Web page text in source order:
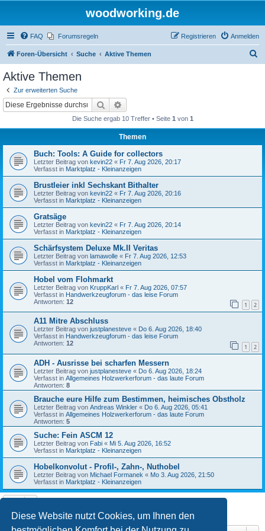
Diese Website nutzt Cookies, um Ihnen den
woodworking.de
FAQ Forumsregeln Anmelden
Registrieren
Foren-Übersicht Suche Aktive Themen
Aktive Themen
Zur erweiterten Suche
Suche
Die Suche ergab 10 Treffer • Seite 1 von 1
Themen
Buch: Tools: A Guide for collectors
Letzter Beitrag von kevin22 « Fr 7. Aug 2026, 20:17
Verfasst in Marktplatz - Kleinanzeigen
Brustleier inkl Sechskant Bithalter
Letzter Beitrag von kevin22 « Fr 7. Aug 2026, 20:16
Verfasst in Marktplatz - Kleinanzeigen
Gratsäge
Letzter Beitrag von kevin22 « Fr 7. Aug 2026, 20:14
Verfasst in Marktplatz - Kleinanzeigen
Schärfsystem Deluxe Mk.II Veritas
Letzter Beitrag von lamawolle « Fr 7. Aug 2026, 12:53
Verfasst in Marktplatz - Kleinanzeigen
Hobel vom Flohmarkt
Letzter Beitrag von KruppKarl « Fr 7. Aug 2026, 07:57
Verfasst in Handwerkzeugforum - das leise Forum
Antworten: 12 1 2
A11 Mitre Abschluss
Letzter Beitrag von justplanesteve « Do 6. Aug 2026, 18:40
Verfasst in Handwerkzeugforum - das leise Forum
Antworten: 12 1 2
ADH - Ausrisse bei scharfen Messern
Letzter Beitrag von justplanesteve « Do 6. Aug 2026, 18:24
Verfasst in Allgemeines Holzwerkerforum - das laute Forum
Antworten: 8
Brauche eure Hilfe zum Bestimmen, heimisches Obstholz
Letzter Beitrag von Andreas Winkler « Do 6. Aug 2026, 05:41
Verfasst in Allgemeines Holzwerkerforum - das laute Forum
Antworten: 5
Suche: Fein ASCM 12
Letzter Beitrag von Fabi « Mi 5. Aug 2026, 16:52
Verfasst in Marktplatz - Kleinanzeigen
Hobelkonvolut - Profil-, Zahn-, Nuthobel
Letzter Beitrag von Michael Formanek « Mo 3. Aug 2026, 21:50
Verfasst in Marktplatz - Kleinanzeigen
Die Suche ergab 10 Treffer • Seite1 von 1